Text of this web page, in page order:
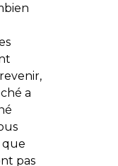
a
que
pas